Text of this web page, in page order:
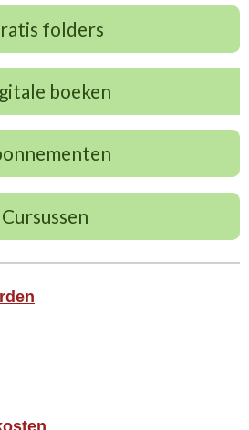
folders
boeken
Cursussen